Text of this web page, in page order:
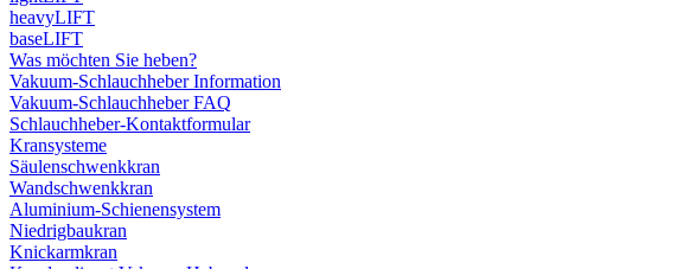
heavyLIFT
baseLIFT
Was möchten Sie heben?
Vakuum-Schlauchheber Information
Vakuum-Schlauchheber FAQ
Schlauchheber-Kontaktformular
Kransysteme
Säulenschwenkkran
Wandschwenkkran
Aluminium-Schienensystem
Niedrigbaukran
Knickarmkran